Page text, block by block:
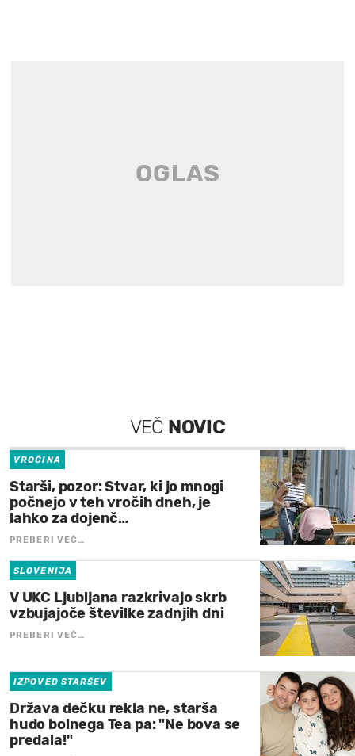
VEČ NOVIC
VROČINA
Starši, pozor: Stvar, ki jo mnogi
počnejo v teh vročih dneh, je
lahko za dojenč…
PREBERI VEČ…
SLOVENIJA
V UKC Ljubljana razkrivajo skrb
vzbujajoče številke zadnjih dni
PREBERI VEČ…
IZPOVED STARŠEV
Država dečku rekla ne, starša
hudo bolnega Tea pa: "Ne bova se
predala!"